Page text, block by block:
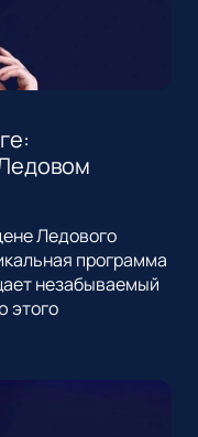
Ледового
программа
незабываемый
этого